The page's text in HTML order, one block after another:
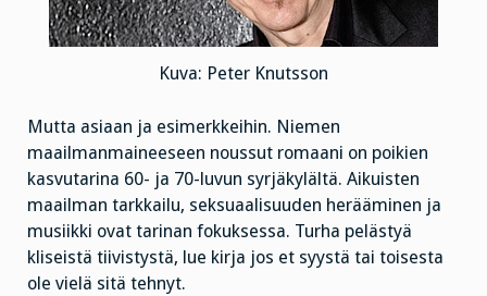
Kuva: Peter Knutsson
Mutta asiaan ja esimerkkeihin. Niemen
maailmanmaineeseen noussut romaani on poikien
kasvutarina 60- ja 70-luvun syrjäkylältä. Aikuisten
maailman tarkkailu, seksuaalisuuden herääminen ja
musiikki ovat tarinan fokuksessa. Turha pelästyä
kliseistä tiivistystä, lue kirja jos et syystä tai toisesta
ole vielä sitä tehnyt.